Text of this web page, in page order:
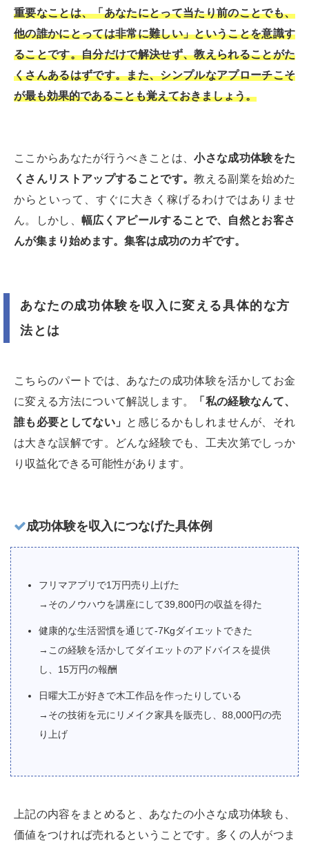
重要なことは、「あなたにとって当たり前のことでも、
他の誰かにとっては非常に難しい」ということを意識す
ることです。自分だけで解決せず、教えられることがた
くさんあるはずです。また、シンプルなアプローチこそ
が最も効果的であることも覚えておきましょう。
ここからあなたが行うべきことは、小さな成功体験をた
くさんリストアップすることです。教える副業を始めた
からといって、すぐに大きく稼げるわけではありませ
ん。しかし、 幅広くアピールすることで、自然とお客さ
んが集まり始めます。集客は成功のカギです。
あなたの成功体験を収入に変える具体的な方
法とは
こちらのパートでは、あなたの成功体験を活かしてお金
に変える方法について解説します。
「私の経験なんて、
誰も必要としてない」 と感じるかもしれませんが、それ
は大きな誤解です。どんな経験でも、工夫次第でしっか
り収益化できる可能性があります。
成功体験を収入につなげた具体例
フリマアプリで1万円売り上げた
→そのノウハウを講座にして39,800円の収益を得た
健康的な生活習慣を通じて-7Kgダイエットできた
→この経験を活かしてダイエットのアドバイスを提供
し、15万円の報酬
日曜大工が好きで木工作品を作ったりしている
→その技術を元にリメイク家具を販売し、88,000円の売
り上げ
上記の内容をまとめると、あなたの小さな成功体験も、
価値をつければ売れるということです。多くの人がつま